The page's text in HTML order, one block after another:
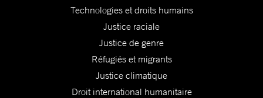
Technologies et droits humains
Justice raciale
Justice de genre
Réfugiés et migrants
Justice climatique
Droit international humanitaire